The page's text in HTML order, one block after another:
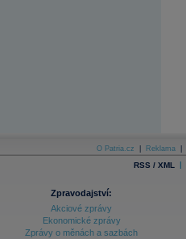
O Patria.cz Reklama
RSS / XML |
Zpravodajství:
Akciové zprávy
Ekonomické zprávy
Zprávy o měnách a sazbách